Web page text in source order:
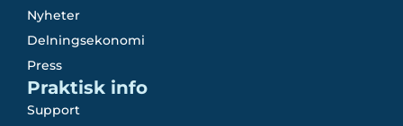
Nyheter
Delningsekonomi
Press
Praktisk info
Support